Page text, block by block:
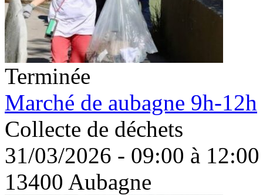
Terminée
Marché de aubagne 9h-12h
Collecte de déchets
31/03/2026 - 09:00 à 12:00
13400 Aubagne